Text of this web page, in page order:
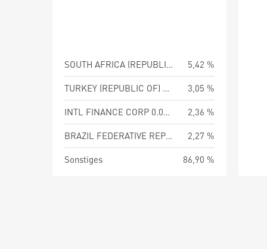
SOUTH AFRICA (REPUBLIC OF) 8.50 PCT
5,42 %
TURKEY (REPUBLIC OF) 30.00 PCT 12-SEP-2029
3,05 %
INTL FINANCE CORP 0.00 PCT 01-FEB-2038
2,36 %
BRAZIL FEDERATIVE REPUBLIC OF
2,27 %
Sonstiges
86,90 %